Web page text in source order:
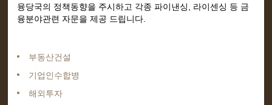
융당국의 정책동향을 주시하고 각종 파이낸싱, 라이센싱 등 금
융분야관련 자문을 제공 드립니다.
부동산건설
기업인수합병
해외투자